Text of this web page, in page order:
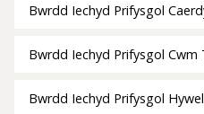
Bwrdd Iechyd Prifysgol
Bwrdd Iechyd Prifysgol
Bwrdd Iechyd Prifysgol